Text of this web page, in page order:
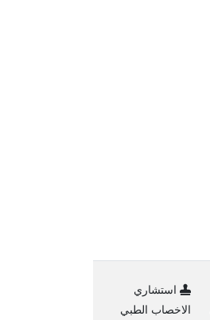
استشاري
الاخصاب الطبي